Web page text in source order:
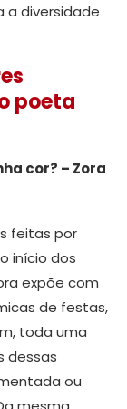
a diversidade
poeta
cor? – Zora
feitas por
início dos
expõe com
de festas,
toda uma
dessas
ou